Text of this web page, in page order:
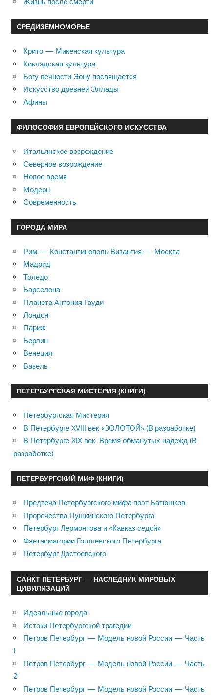
СРЕДИЗЕМНОМОРЬЕ
Крито — Микенская культура
Кикладская культура
Богу вечности Эону посвящается
Искусство древней Эллады
Афины
ФИЛОСОФИЯ ЕВРОПЕЙСКОГО ИСКУССТВА
Итальянское возрождение
Северное возрождение
Новое время
Модерн
Современность
ГОРОДА МИРА
Рим — Константинополь Византия — Москва
Мадрид
Толедо
Барселона
Планета Антония Гауди
Лондон
Париж
Берлин
Венеция
Базель
ПЕТЕРБУРГСКАЯ МИСТЕРИЯ (КНИГИ)
Петербургская Мистерия
В Петербурге XVIII век «ЗОЛОТОЙ» (В разработке)
В Петербурге XIX век. Время обманутых надежд (В
разработке)
ПЕТЕРБУРГСКИЙ МИФ (КНИГИ)
Предтеча Петербургского мифа поэт Батюшков
Пророчества Пушкинского Петербурга
Петербург Лермонтова и «Кавказ седой»
Фантасмагории Гоголевского Петербурга
Петербург Достоевского
САНКТ ПЕТЕРБУРГ — НАСЛЕДНИК МИРОВЫХ
ЦИВИЛИЗАЦИЙ
Идеальные города
Истоки Петербургской трагедии
Петров Петербург — Модель новой России — Часть
1
Петров Петербург — Модель новой России — Часть
2
Петров Петербург — Модель новой России — Часть